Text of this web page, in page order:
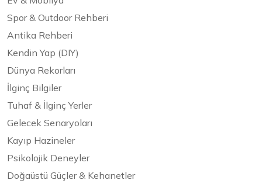
Spor & Outdoor Rehberi
Antika Rehberi
Kendin Yap (DIY)
Dünya Rekorları
İlginç Bilgiler
Tuhaf & İlginç Yerler
Gelecek Senaryoları
Kayıp Hazineler
Psikolojik Deneyler
Doğaüstü Güçler & Kehanetler